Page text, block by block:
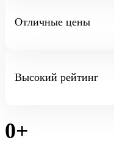
Отличные цены
Высокий рейтинг
0+